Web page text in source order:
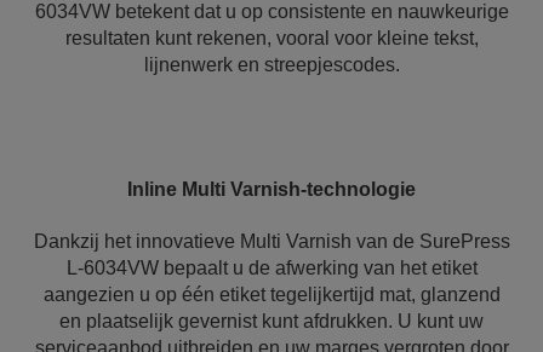
6034VW betekent dat u op consistente en nauwkeurige
resultaten kunt rekenen, vooral voor kleine tekst,
lijnenwerk en streepjescodes.
Inline Multi Varnish-technologie
Dankzij het innovatieve Multi Varnish van de SurePress
L-6034VW bepaalt u de afwerking van het etiket
aangezien u op één etiket tegelijkertijd mat, glanzend
en plaatselijk gevernist kunt afdrukken. U kunt uw
serviceaanbod uitbreiden en uw marges vergroten door